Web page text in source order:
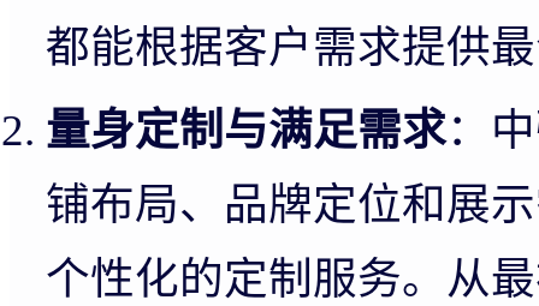
都能根据客户需求提供
量身定制与满足需求：
铺布局、品牌定位和展
个性化的定制服务。从